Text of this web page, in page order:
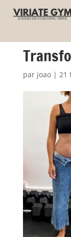
par joao| 21